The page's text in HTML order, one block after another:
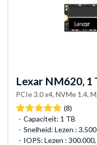
Lexar NM620, 1
PCIe 3.0 x4, NVMe 1.4,
(8)
Capaciteit: 1 TB
Snelheid: Lezen :
IOPS: Lezen :